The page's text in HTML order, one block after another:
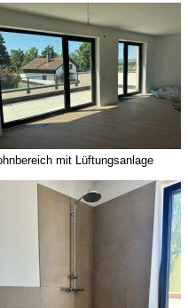
mit Lüftungsanlage